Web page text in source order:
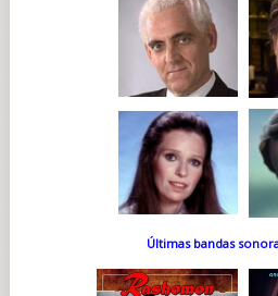
Últimas bandas